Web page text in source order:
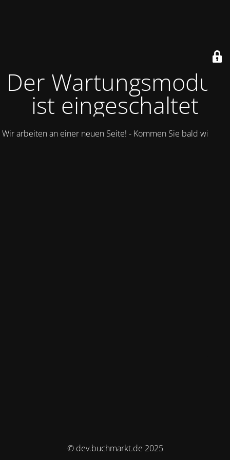
Der Wartungsmodus
ist eingeschaltet
Wir arbeiten an einer neuen Seite! - Kommen Sie bald wieder.
© dev.buchmarkt.de 2025